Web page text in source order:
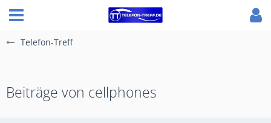
Telefon-Treff
Beiträge von cellphones